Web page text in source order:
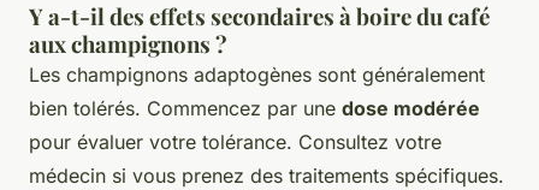
Y a-t-il des effets secondaires à boire du café
aux champignons ?
Les champignons adaptogènes sont généralement
bien tolérés. Commencez par une dose modérée
pour évaluer votre tolérance. Consultez votre
médecin si vous prenez des traitements spécifiques.